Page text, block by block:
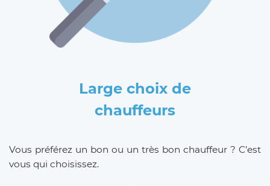
Large choix de
chauffeurs
Vous préférez un bon ou un très bon chauffeur ? C’est
vous qui choisissez.